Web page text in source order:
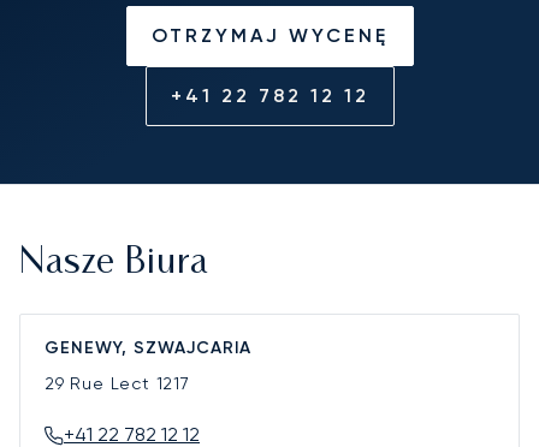
OTRZYMAJ WYCENĘ
+41 22 782 12 12
Nasze Biura
GENEWY, SZWAJCARIA
29 Rue Lect 1217
+41 22 782 12 12